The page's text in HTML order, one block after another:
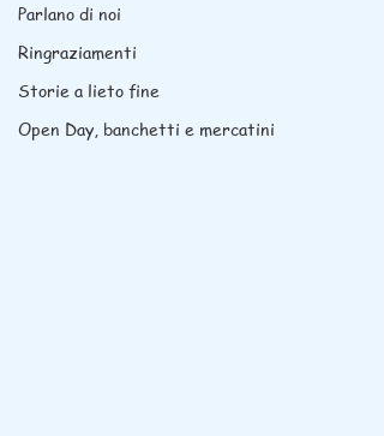
Parlano di noi
Ringraziamenti
Storie a lieto fine
Open Day, banchetti e mercatini